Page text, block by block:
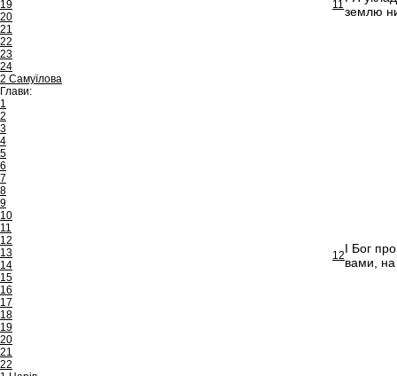
19
20
21
22
23
24
2 Самуїлова
Глави:
1
2
3
4
5
6
7
8
9
10
11
12
13
14
15
16
17
18
19
20
21
22
11землю
12І Бог
вами, на